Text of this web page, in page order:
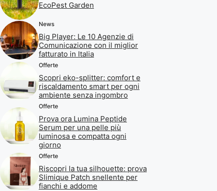
EcoPest Garden
News
Big Player: Le 10 Agenzie di
Comunicazione con il miglior
fatturato in Italia
Offerte
Scopri eko-splitter: comfort e
riscaldamento smart per ogni
ambiente senza ingombro
Offerte
Prova ora Lumina Peptide
Serum per una pelle più
luminosa e compatta ogni
giorno
Offerte
Riscopri la tua silhouette: prova
Slimique Patch snellente per
fianchi e addome